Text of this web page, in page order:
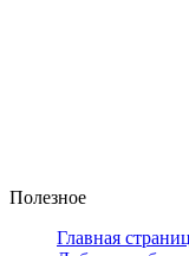
Полезное
Главная